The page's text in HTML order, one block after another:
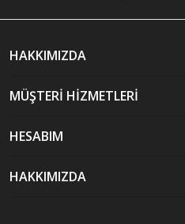
HAKKIMIZDA
MÜŞTERİ HİZMETLERİ
HESABIM
HAKKIMIZDA